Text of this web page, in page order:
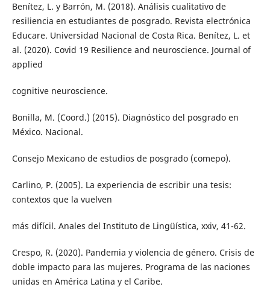
Benítez, L. y Barrón, M. (2018). Análisis cualitativo de
resiliencia en estudiantes de posgrado. Revista electrónica
Educare. Universidad Nacional de Costa Rica. Benítez, L. et
al. (2020). Covid 19 Resilience and neuroscience. Journal of
applied
cognitive neuroscience.
Bonilla, M. (Coord.) (2015). Diagnóstico del posgrado en
México. Nacional.
Consejo Mexicano de estudios de posgrado (comepo).
Carlino, P. (2005). La experiencia de escribir una tesis:
contextos que la vuelven
más difícil. Anales del Instituto de Lingüística, xxiv, 41-62.
Crespo, R. (2020). Pandemia y violencia de género. Crisis de
doble impacto para las mujeres. Programa de las naciones
unidas en América Latina y el Caribe.